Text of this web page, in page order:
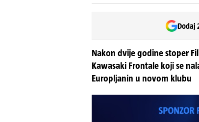
Dodaj
Nakon dvije godine stoper
Kawasaki Frontale koji se
Europljanin u novom klubu